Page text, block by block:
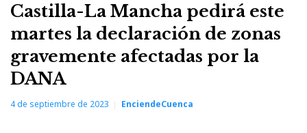
Castilla-La Mancha pedirá este
martes la declaración de zonas
gravemente afectadas por la
DANA
4 de septiembre de 2023 EnciendeCuenca